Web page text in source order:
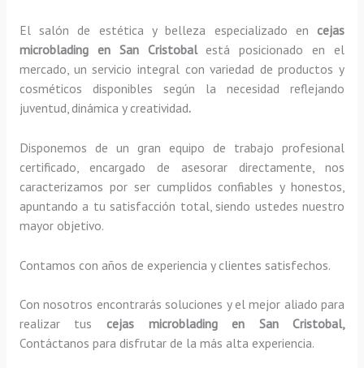
El salón de estética y belleza especializado encejas
microblading en San Cristobalestá posicionado en el
mercado, un servicio integral con variedad de productos y
cosméticos disponibles según la necesidad reflejando
juventud, dinámica y creatividad.
Disponemos de un gran equipo de trabajo profesional
certificado, encargado de asesorar directamente, nos
caracterizamos por ser cumplidos confiables y honestos,
apuntando a tu satisfacción total, siendo ustedes nuestro
mayor objetivo.
Contamos con años de experiencia y clientes satisfechos.
Con nosotros encontrarás soluciones y el mejor aliado para
realizar tus cejas microblading en San Cristobal,
Contáctanos para disfrutar de la más alta experiencia.